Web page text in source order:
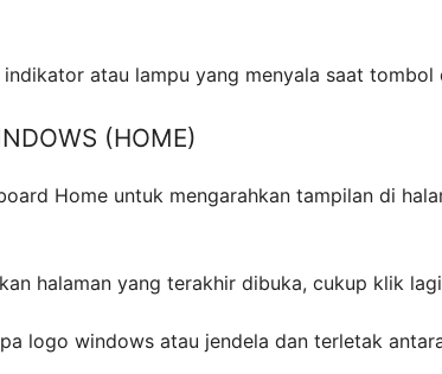
atau lampu yang menyala saat tombol
(HOME)
Home untuk mengarahkan tampilan di
halaman yang terakhir dibuka, cukup klik
logo windows atau jendela dan terletak